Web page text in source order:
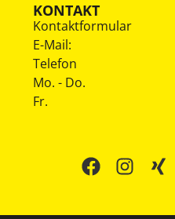
KONTAKT
Kontaktformular
E-Mail:
Telefon
Mo. - Do.
Fr.